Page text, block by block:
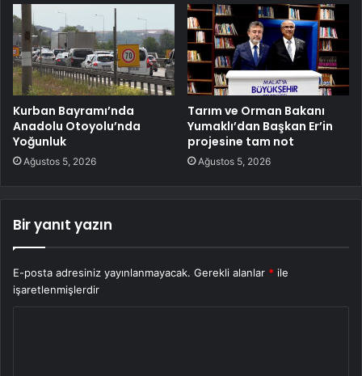
Kurban Bayramı’nda
Anadolu Otoyolu’nda
Yoğunluk
Ağustos 5, 2026
Tarım ve Orman Bakanı
Yumaklı’dan Başkan Er’in
projesine tam not
Ağustos 5, 2026
Bir yanıt yazın
E-posta adresiniz yayınlanmayacak. Gerekli alanlar * ile
işaretlenmişlerdir